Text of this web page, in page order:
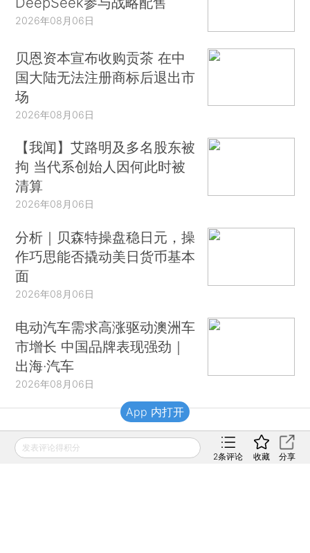
2026年08月06日
贝恩资本宣布收购贡茶 在中
国大陆无法注册商标后退出市
场
2026年08月06日
【我闻】艾路明及多名股东被
拘 当代系创始人因何此时被
清算
2026年08月06日
分析｜贝森特操盘稳日元，操
作巧思能否撬动美日货币基本
面
2026年08月06日
电动汽车需求高涨驱动澳洲车
市增长 中国品牌表现强劲｜
出海·汽车
2026年08月06日
财新移动
发表评论得积分
2条评论 收藏 分享
App 内打开